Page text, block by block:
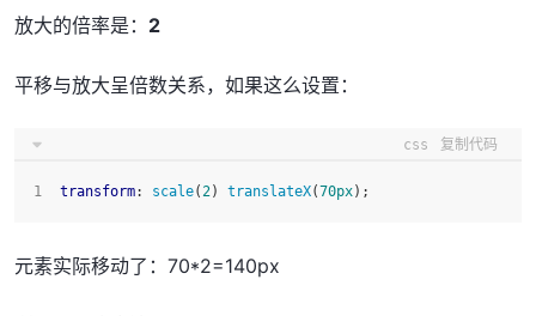
放大的倍率是： 2
平移与放大呈倍数关系，如果这么设置：
css 复制代码
transform: scale(2) translateX(70px);
元素实际移动了：70*2=140px